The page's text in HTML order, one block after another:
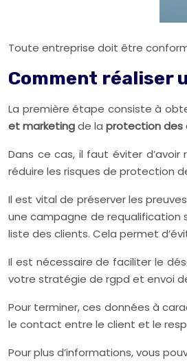
Toute entreprise doit être
Comment réaliser
La première étape consiste à
et marketingde la protection des
Dans ce cas, il faut éviter
réduire les risques de protection
Il est vital de préserver les
une campagne de requalification
liste des clients. Cela permet
Il est nécessaire de faciliter le
votre stratégie de rgpd et envoi
Pour terminer, ces données à
le contact entre le client et le
Pour plus d’informations, vous